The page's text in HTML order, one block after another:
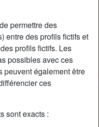
permettre des
entre des profils fictifs et
profils fictifs. Les
possibles avec ces
peuvent également être
ces
sont exacts :
chatDiscuter !